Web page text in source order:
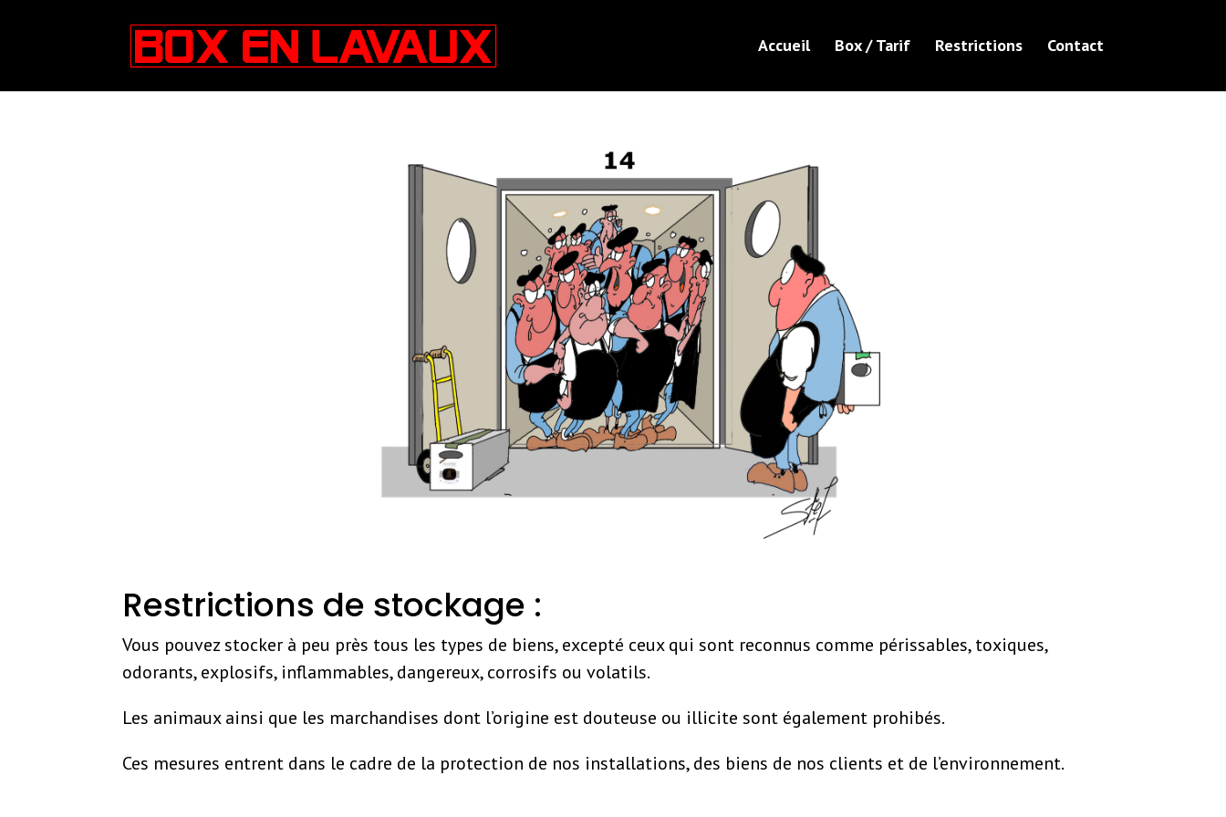
Accueil Box / Tarif Restrictions Contact
Restrictions de stockage :
Vous pouvez stocker à peu près tous les types de biens, excepté ceux qui sont reconnus comme périssables, toxiques,
odorants, explosifs, inflammables, dangereux, corrosifs ou volatils.
Les animaux ainsi que les marchandises dont l’origine est douteuse ou illicite sont également prohibés.
Ces mesures entrent dans le cadre de la protection de nos installations, des biens de nos clients et de l’environnement.